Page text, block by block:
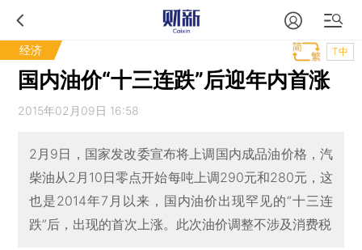
经济 T中
国内油价“十三连跌”后迎年内首涨
2015年02月09日 16:58
2月9日，国家发改委宣布将上调国内成品油价格，汽
柴油从2月10日零点开始每吨上调290元和280元，这
也是2014年7月以来，国内油价出现罕见的“十三连
跌”后，出现的首次上涨。此次油价调整不涉及消费税